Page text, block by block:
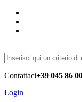
Contattaci+39 045 86
Login